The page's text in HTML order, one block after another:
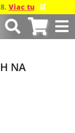
Viac tu 🛒
NA